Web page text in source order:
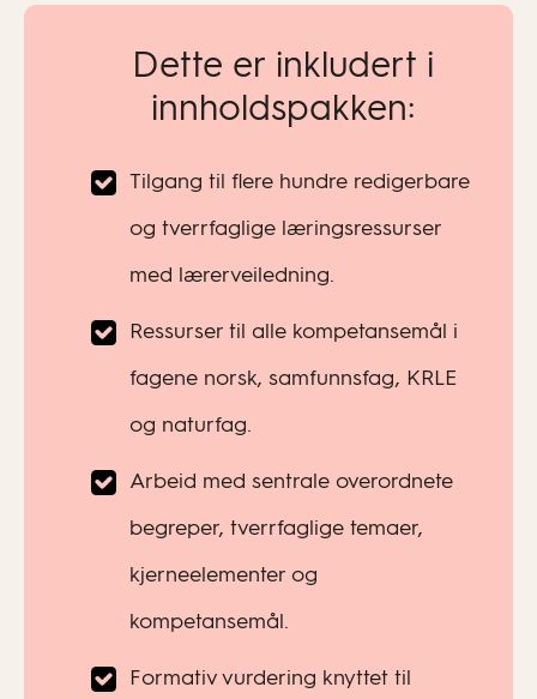
Dette er inkludert i
innholdspakken:
Tilgang til flere hundre redigerbare
og tverrfaglige læringsressurser
med lærerveiledning.
Ressurser til alle kompetansemål i
fagene norsk, samfunnsfag, KRLE
og naturfag.
Arbeid med sentrale overordnete
begreper, tverrfaglige temaer,
kjerneelementer og
kompetansemål.
Formativ vurdering knyttet til